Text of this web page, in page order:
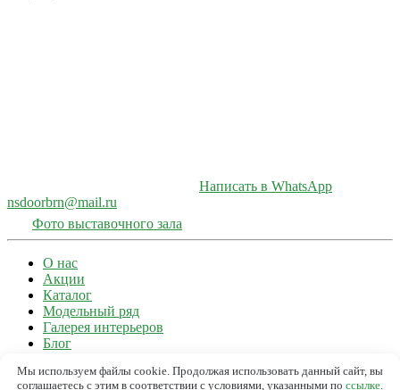
Написать в WhatsApp
nsdoorbrn@mail.ru
Фото выставочного зала
О нас
Акции
Каталог
Модельный ряд
Галерея интерьеров
Блог
Контакты
Мы используем файлы cookie. Продолжая использовать данный сайт, вы
соглашаетесь с этим в соответствии с условиями, указанными по ссылке